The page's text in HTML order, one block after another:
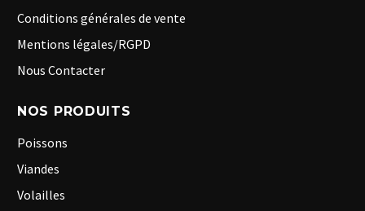
Conditions générales de vente
Mentions légales/RGPD
Nous Contacter
NOS PRODUITS
Poissons
Viandes
Volailles